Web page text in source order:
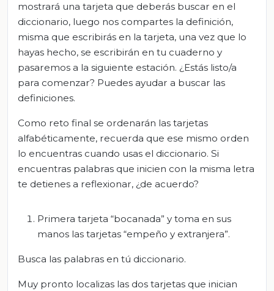
mostrará una tarjeta que deberás buscar en el
diccionario, luego nos compartes la definición,
misma que escribirás en la tarjeta, una vez que lo
hayas hecho, se escribirán en tu cuaderno y
pasaremos a la siguiente estación. ¿Estás listo/a
para comenzar? Puedes ayudar a buscar las
definiciones.
Como reto final se ordenarán las tarjetas
alfabéticamente, recuerda que ese mismo orden
lo encuentras cuando usas el diccionario. Si
encuentras palabras que inicien con la misma letra
te detienes a reflexionar, ¿de acuerdo?
Primera tarjeta “bocanada” y toma en sus
manos las tarjetas “empeño y extranjera”.
Busca las palabras en tú diccionario.
Muy pronto localizas las dos tarjetas que inician